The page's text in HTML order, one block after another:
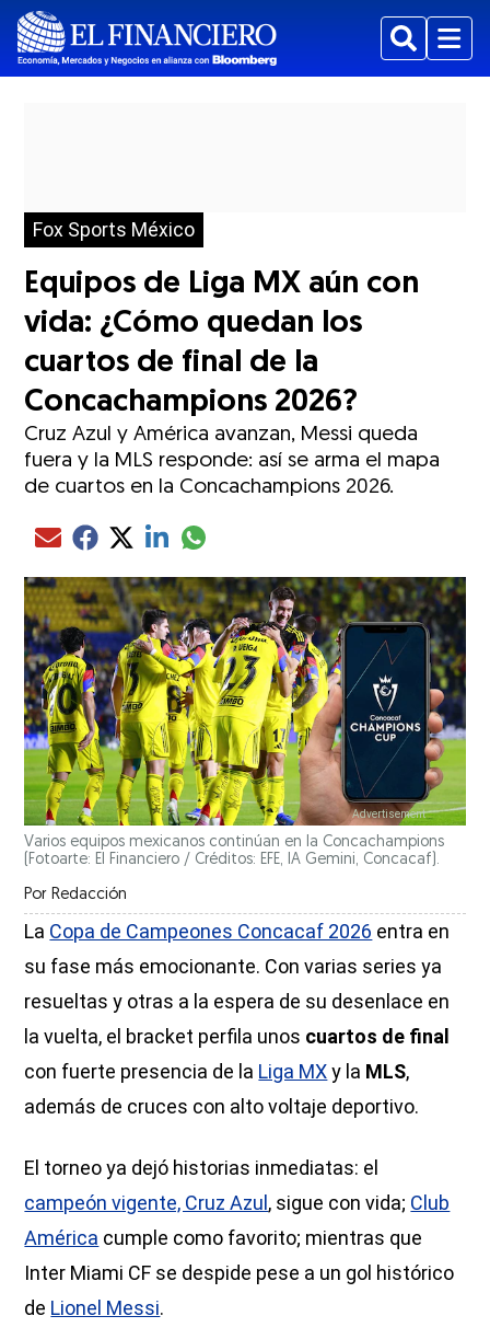
BuscarMenu
Fox Sports México
Equipos de Liga MX aún con
vida: ¿Cómo quedan los
cuartos de final de la
Concachampions 2026?
Cruz Azul y América avanzan, Messi queda
fuera y la MLS responde: así se arma el mapa
de cuartos en la Concachampions 2026.
Compartir el artículo actual mediante Email
Compartir el artículo actual mediante Facebook
Compartir el artículo actual mediante Twitter
Compartir el artículo actual mediante LinkedIn
Compartir el artículo actual mediante
Varios equipos mexicanos continúan en la Concachampions
(Fotoarte: El Financiero / Créditos: EFE, IA Gemini, Concacaf).
Por Redacción
La Copa de Campeones Concacaf 2026 entra en
su fase más emocionante. Con varias series ya
resueltas y otras a la espera de su desenlace en
la vuelta, el bracket perfila unos cuartos de final
con fuerte presencia de la Liga MXy la MLS,
además de cruces con alto voltaje deportivo.
El torneo ya dejó historias inmediatas: el
campeón vigente, Cruz Azul, sigue con vida; Club
América cumple como favorito; mientras que
Inter Miami CF se despide pese a un gol histórico
de Lionel Messi.